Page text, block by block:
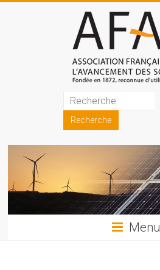
Association
française
pour
l'avancement
des
sciences
Menu